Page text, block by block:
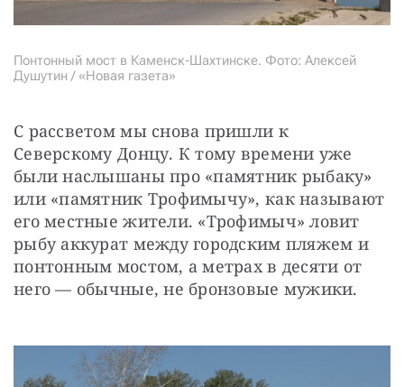
Понтонный мост в Каменск-Шахтинске. Фото: Алексей
Душутин / «Новая газета»
С рассветом мы снова пришли к
Северскому Донцу. К тому времени уже
были наслышаны про «памятник рыбаку»
или «памятник Трофимычу», как называют
его местные жители. «Трофимыч» ловит
рыбу аккурат между городским пляжем и
понтонным мостом, а метрах в десяти от
него — обычные, не бронзовые мужики.